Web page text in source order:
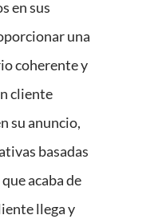
en sus
una
coherente y
cliente
su anuncio,
basadas
acaba de
llega y